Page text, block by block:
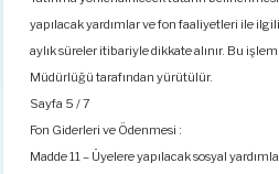
yapılacak yardımlar ve fon faaliyetleri ile
aylık süreler itibariyle dikkate alınır. Bu
Müdürlüğü tarafından yürütülür.
Sayfa 5 / 7
Fon Giderleri ve Ödenmesi :
Madde 11 – Üyelere yapılacak sosyal